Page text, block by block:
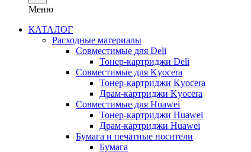
Меню
КАТАЛОГ
Расходные материалы
Совместимые для Deli
Тонер-картриджи Deli
Совместимые для Kyocera
Тонер-картриджи Kyocera
Драм-картриджи Kyocera
Совместимые для Huawei
Тонер-картриджи Huawei
Драм-картриджи Huawei
Бумага и печатные носители
Бумага